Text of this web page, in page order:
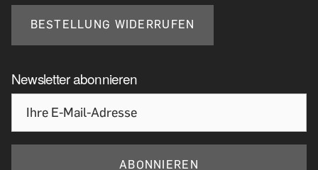
BESTELLUNG WIDERRUFEN
Newsletter abonnieren
ABONNIEREN